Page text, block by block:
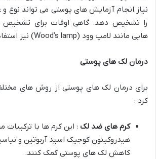
نیاز انجام آزمایش های پوستی می تواند
را تشخیص دهد. گاهی اوقات برای تشخیص
هایی مانند لامپ وود (Wood’s lamp) نیز استفاده می شود.
درمان لک های پوستی
برای درمان لک های پوستی از روش های
کرد :
کرم های ضد لک : این کرم ها با ترکیبات
هیدروکینون کوجیک اسید آربوتین و
کاهش لک های پوستی کمک کنند.